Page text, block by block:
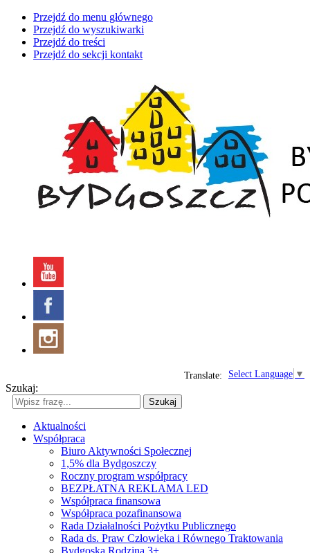
Przejdź do menu głównego
Przejdź do wyszukiwarki
Przejdź do treści
Przejdź do sekcji kontakt
Select Language ▼
Translate:
Szukaj:
Szukaj
Aktualności
Współpraca
Biuro Aktywności Społecznej
1,5% dla Bydgoszczy
Roczny program współpracy
BEZPŁATNA REKLAMA LED
Współpraca finansowa
Współpraca pozafinansowa
Rada Działalności Pożytku Publicznego
Rada ds. Praw Człowieka i Równego Traktowania